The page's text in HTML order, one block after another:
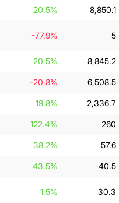
20.5% 8,850.1
-77.9% 5
20.5% 8,845.2
-20.8% 6,508.5
19.8% 2,336.7
122.4% 260
38.2% 57.6
43.5% 40.5
1.5% 30.3